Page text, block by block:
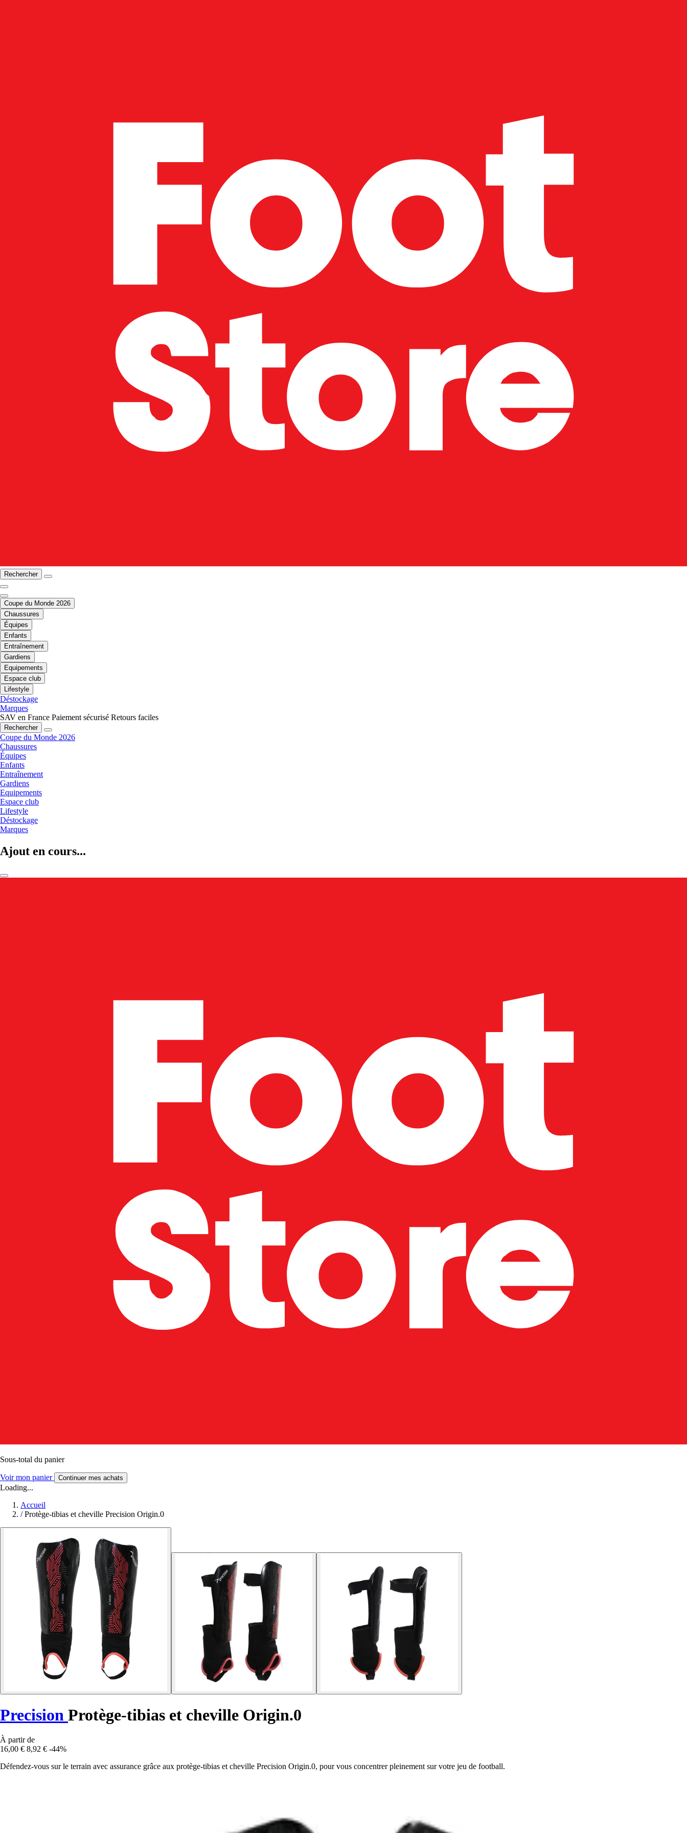
Rechercher
Coupe du Monde 2026
Chaussures
Équipes
Enfants
Entraînement
Gardiens
Equipements
Espace club
Lifestyle
Déstockage
Marques
SAV en France Paiement sécurisé Retours faciles
Rechercher
Coupe du Monde 2026
Chaussures
Équipes
Enfants
Entraînement
Gardiens
Equipements
Espace club
Lifestyle
Déstockage
Marques
Ajout en cours...
Sous-total du panier
Voir mon panier Continuer mes achats
Loading...
Accueil
/ Protège-tibias et cheville Precision Origin.0
Precision Protège-tibias et cheville Origin.0
À partir de
16,00 € 8,92 € -44%
Défendez-vous sur le terrain avec assurance grâce aux protège-tibias et cheville Precision Origin.0, pour vous concentrer pleinement sur votre jeu de football.